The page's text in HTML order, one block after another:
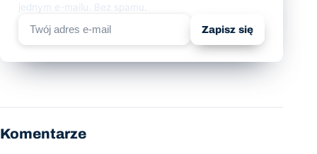
jednym e-mailu. Bez spamu.
Zapisz się
Komentarze